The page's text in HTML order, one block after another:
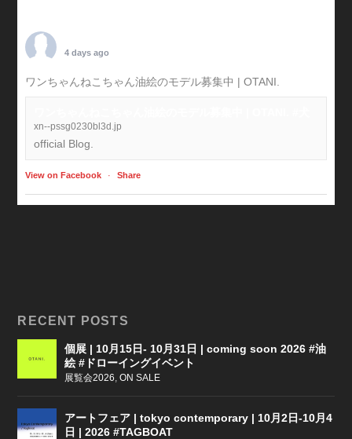
4 days ago
ワンちゃんねこちゃん油絵のモデル募集中 | OTANI.
xn--pssg0230bl3d.jp
official Blog.
View on Facebook · Share
RECENT POSTS
個展 | 10月15日- 10月31日 | coming soon 2026 #油
絵 #ドローイングイベント
展覧会2026,ON SALE
アートフェア | tokyo contemporary | 10月2日-10月4
日 | 2026 #TAGBOAT